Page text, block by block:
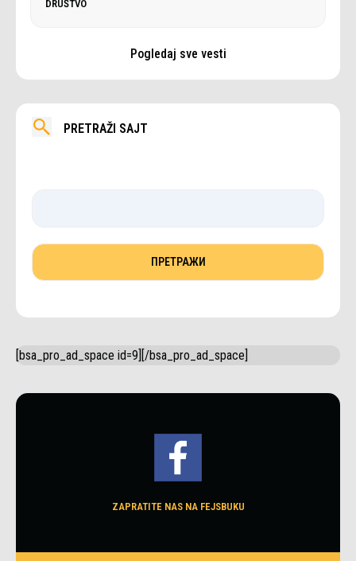
DRUŠTVO
Pogledaj sve vesti
PRETRAŽI SAJT
[bsa_pro_ad_space id=9][/bsa_pro_ad_space]
ZAPRATITE NAS NA FEJSBUKU